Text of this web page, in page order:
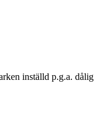
inställd p.g.a. dålig